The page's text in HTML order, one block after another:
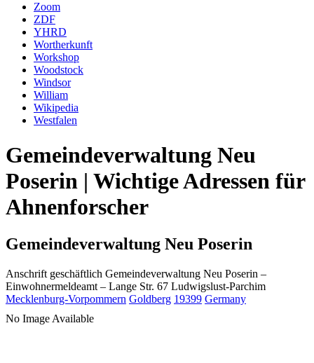
Zoom
ZDF
YHRD
Wortherkunft
Workshop
Woodstock
Windsor
William
Wikipedia
Westfalen
Gemeindeverwaltung Neu
Poserin | Wichtige Adressen für
Ahnenforscher
Gemeindeverwaltung Neu Poserin
Anschrift geschäftlich Gemeindeverwaltung Neu Poserin –
Einwohnermeldeamt – Lange Str. 67 Ludwigslust-Parchim
Mecklenburg-Vorpommern Goldberg 19399 Germany
No Image Available